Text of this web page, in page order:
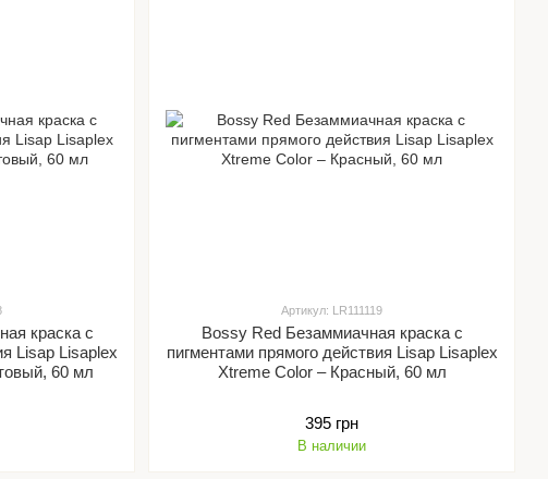
краска с
Lisap Lisaplex
60 мл
Артикул: LR111119
Bossy Red Безаммиачная краска с
пигментами прямого действия Lisap Lisaplex
Xtreme Color – Красный, 60 мл
395 грн
В наличии